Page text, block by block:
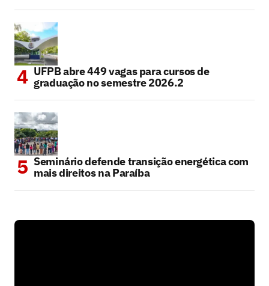
UFPB abre 449 vagas para cursos de
graduação no semestre 2026.2
Seminário defende transição energética com
mais direitos na Paraíba